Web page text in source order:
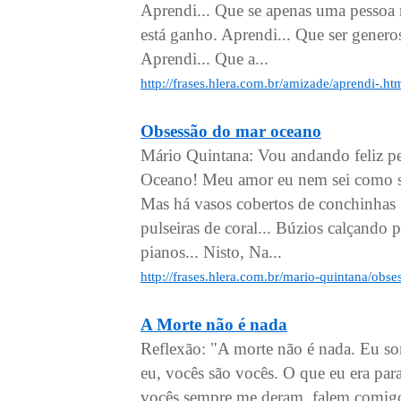
Aprendi... Que se apenas uma
está ganho. Aprendi... Que ser
Aprendi... Que a...
http://frases.hlera.com.br/amizade/aprendi-
Obsessão do mar oceano
Mário Quintana: Vou andando feliz
Oceano! Meu amor eu nem sei como
Mas há vasos cobertos de
pulseiras de coral... Búzios calçando
pianos... Nisto, Na...
http://frases.hlera.com.br/mario-quintana/
A Morte não é nada
Reflexão: "A morte não é nada. Eu
eu, vocês são vocês. O que eu era
vocês sempre me deram, falem